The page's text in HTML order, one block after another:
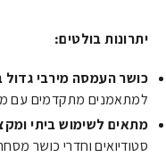
יתרונות בולטים:
כושר העמסה מירבי גדול
למתאמנים מתקדמים עם
מתאים לשימוש ביתי
סטודיואים וחדרי כושר